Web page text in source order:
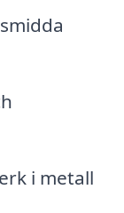
i metall